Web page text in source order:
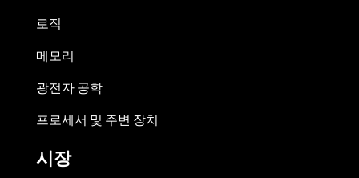
로직
메모리
광전자 공학
프로세서 및 주변 장치
시장